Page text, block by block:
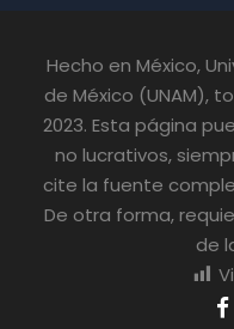
Hecho en México,
de México (UNAM),
2023. Esta página
no lucrativos,
cite la fuente
De otra forma,
de